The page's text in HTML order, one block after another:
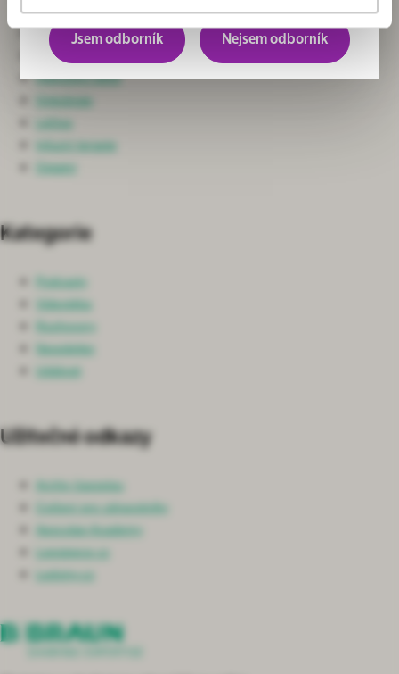
Ortopedie
Nefrologie
Ošetřovatelská péče
Intenzivní péče
Onkologie
Léčiva
Infuzní terapie
Ostatní
Kategorie
Podcasty
Videotéka
Rozhovory
Newsletter
Události
Užitečné odkazy
Archiv časopisu
Cvičení pro zdravotníky
Aesculap Academy
Lepsipece.cz
Ledviny.cz
Jsem odborník Nejsem odborník